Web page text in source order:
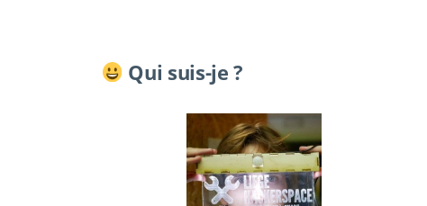
Qui suis-je ?